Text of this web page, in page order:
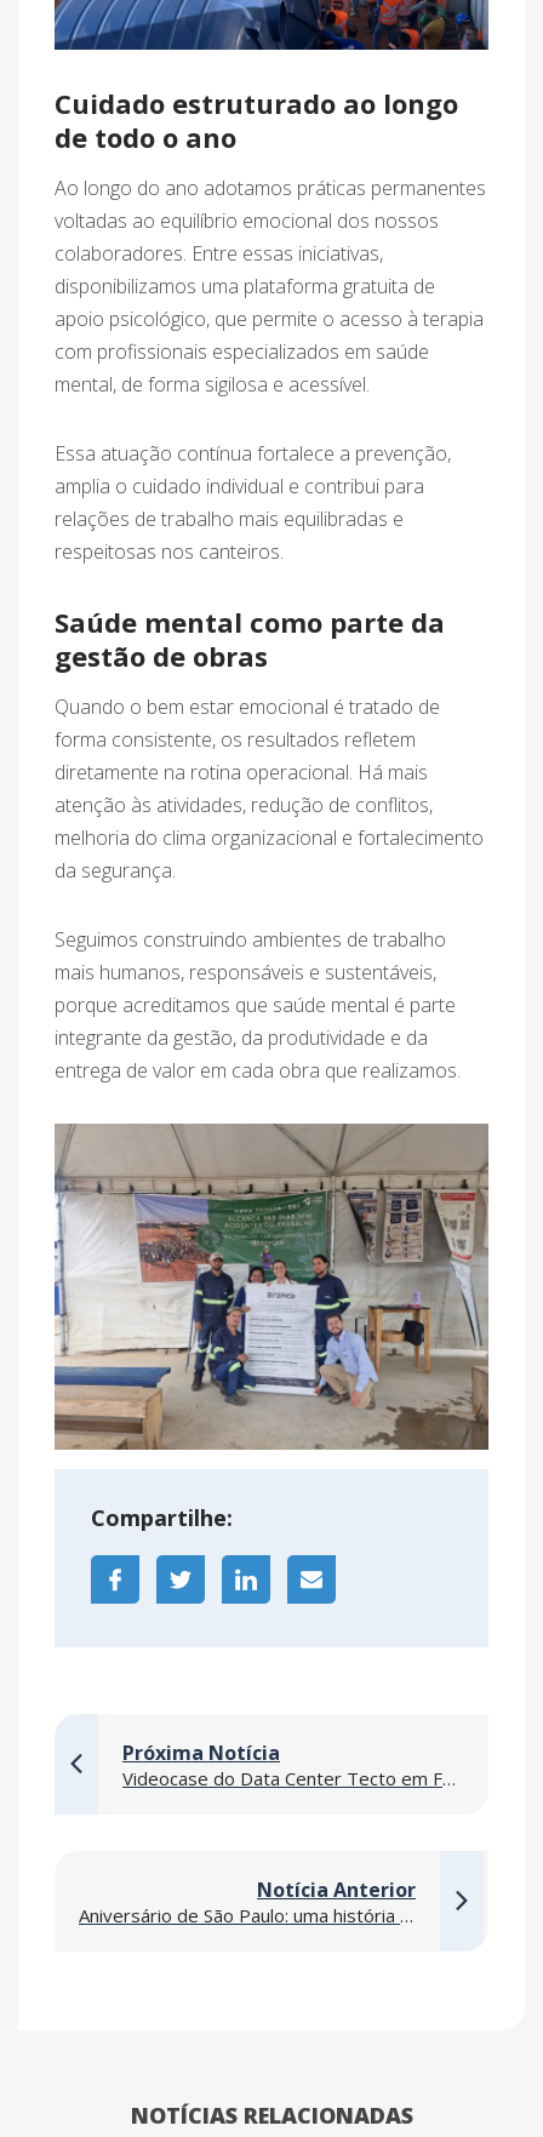
Cuidado estruturado ao longo
de todo o ano
Ao longo do ano adotamos práticas permanentes
voltadas ao equilíbrio emocional dos nossos
colaboradores. Entre essas iniciativas,
disponibilizamos uma plataforma gratuita de
apoio psicológico, que permite o acesso à terapia
com profissionais especializados em saúde
mental, de forma sigilosa e acessível.
Essa atuação contínua fortalece a prevenção,
amplia o cuidado individual e contribui para
relações de trabalho mais equilibradas e
respeitosas nos canteiros.
Saúde mental como parte da
gestão de obras
Quando o bem estar emocional é tratado de
forma consistente, os resultados refletem
diretamente na rotina operacional. Há mais
atenção às atividades, redução de conflitos,
melhoria do clima organizacional e fortalecimento
da segurança.
Seguimos construindo ambientes de trabalho
mais humanos, responsáveis e sustentáveis,
porque acreditamos que saúde mental é parte
integrante da gestão, da produtividade e da
entrega de valor em cada obra que realizamos.
Compartilhe:
Próxima Notícia
Videocase do Data Center Tecto em Fortaleza evidencia entrega estratégica em infraestrutura crítica
Notícia Anterior
Aniversário de São Paulo: uma história construída em movimento
NOTÍCIAS RELACIONADAS